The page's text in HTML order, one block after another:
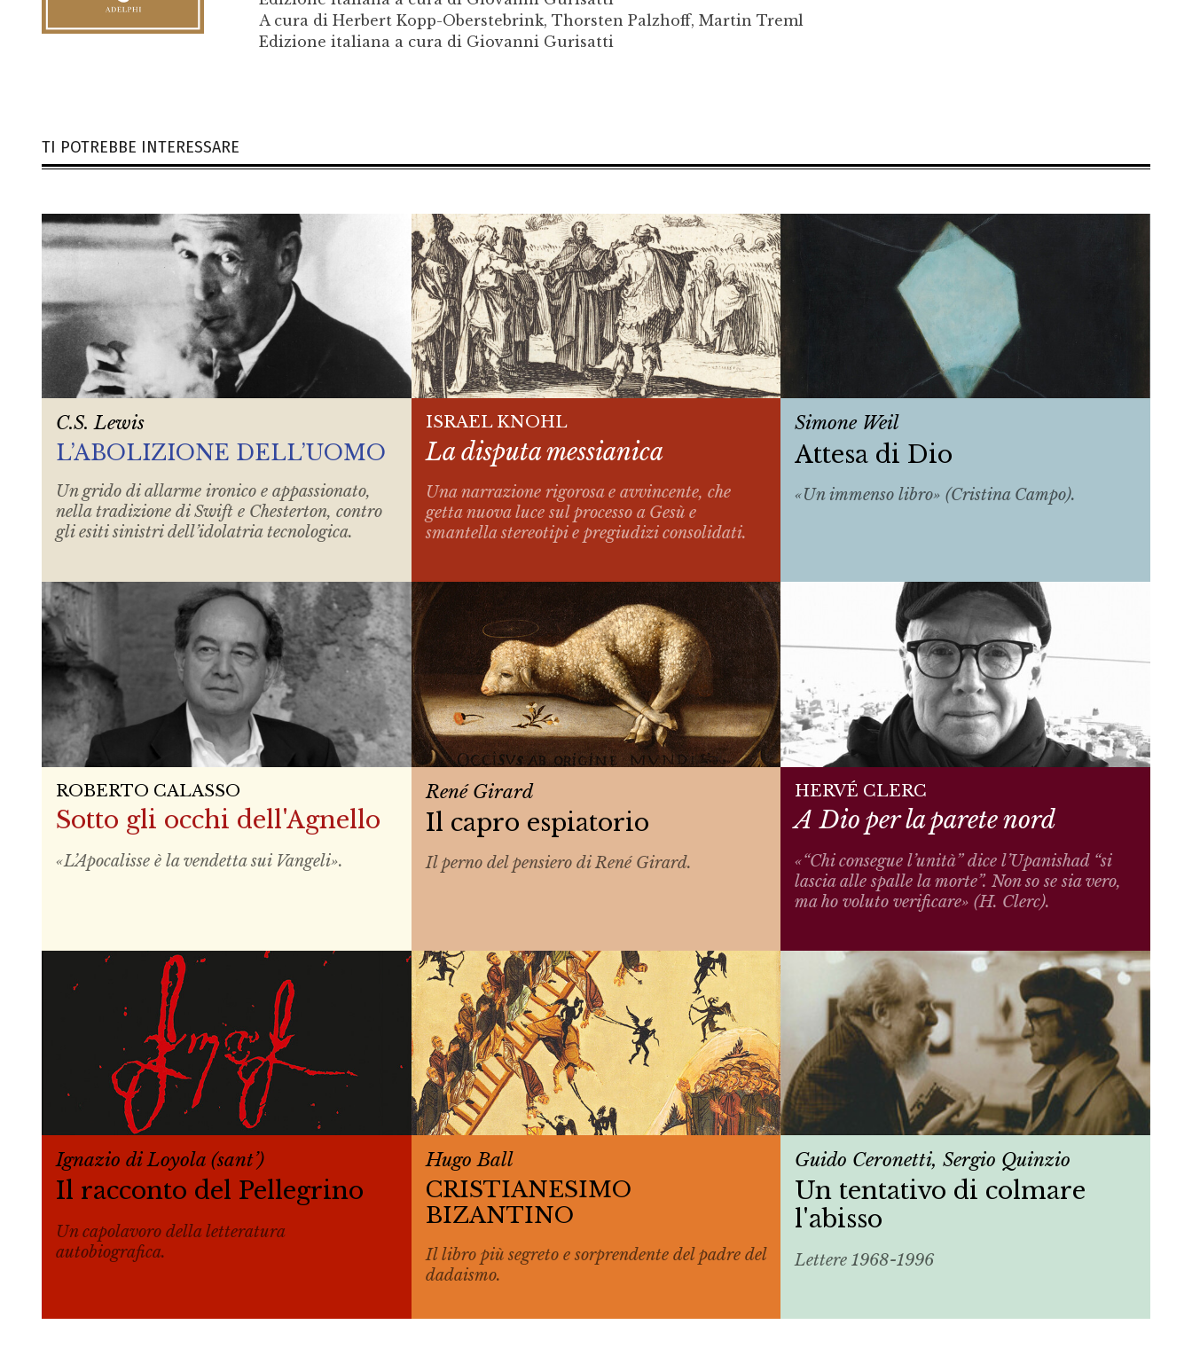
A cura di Herbert Kopp-Oberstebrink, Thorsten Palzhoff, Martin Treml
Edizione italiana a cura di Giovanni Gurisatti
TI POTREBBE INTERESSARE
C.S. Lewis
L’ABOLIZIONE DELL’UOMO
Un grido di allarme ironico e appassionato,
nella tradizione di Swift e Chesterton, contro
gli esiti sinistri dell’idolatria tecnologica.
ISRAEL KNOHL
La disputa messianica
Una narrazione rigorosa e avvincente, che
getta nuova luce sul processo a Gesù e
smantella stereotipi e pregiudizi consolidati.
Simone Weil
Attesa di Dio
«Un immenso libro» (Cristina Campo).
ROBERTO CALASSO
Sotto gli occhi dell'Agnello
«L’Apocalisse è la vendetta sui Vangeli».
René Girard
Il capro espiatorio
Il perno del pensiero di René Girard.
HERVÉ CLERC
A Dio per la parete nord
«“Chi consegue l’unità” dice l’Upanishad “si
lascia alle spalle la morte”. Non so se sia vero,
ma ho voluto verificare» (H. Clerc).
Ignazio di Loyola (sant’)
Il racconto del Pellegrino
Un capolavoro della letteratura
autobiografica.
Hugo Ball
CRISTIANESIMO
BIZANTINO
Il libro più segreto e sorprendente del padre del
dadaismo.
Guido Ceronetti, Sergio Quinzio
Un tentativo di colmare
l'abisso
Lettere 1968-1996